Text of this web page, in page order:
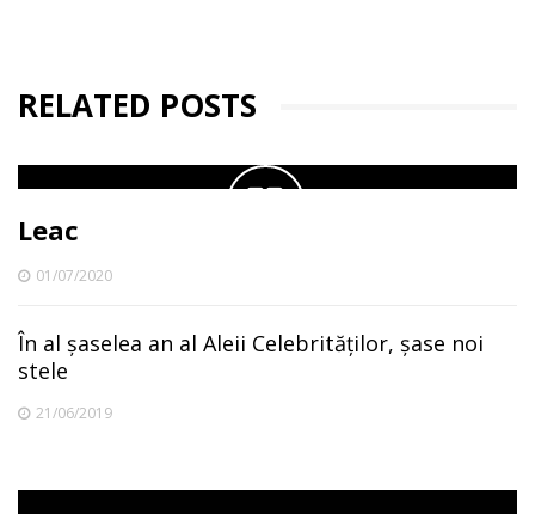
RELATED POSTS
Leac
01/07/2020
În al șaselea an al Aleii Celebrităților, șase noi
stele
21/06/2019